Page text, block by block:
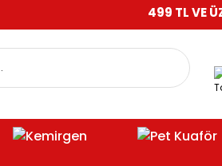
499 TL VE ÜZERİ